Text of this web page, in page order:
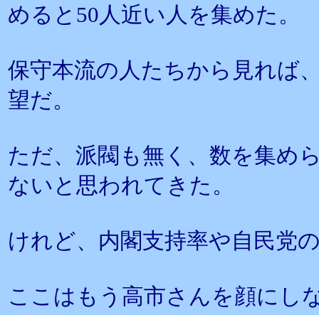
めると50人近い人を集めた。
保守本流の人たちから見れば
望だ。
ただ、派閥も無く、数を集め
ないと思われてきた。
けれど、内閣支持率や自民党
ここはもう高市さんを顔にし